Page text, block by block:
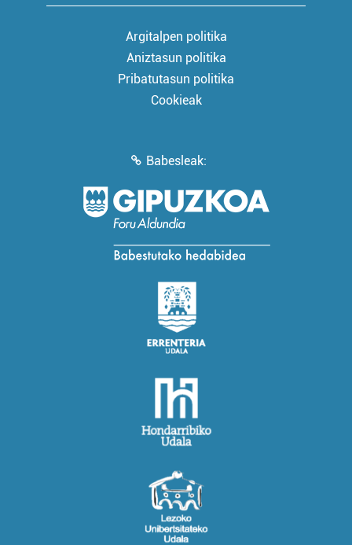
Argitalpen politika
Aniztasun politika
Pribatutasun politika
Cookieak
Babesleak: